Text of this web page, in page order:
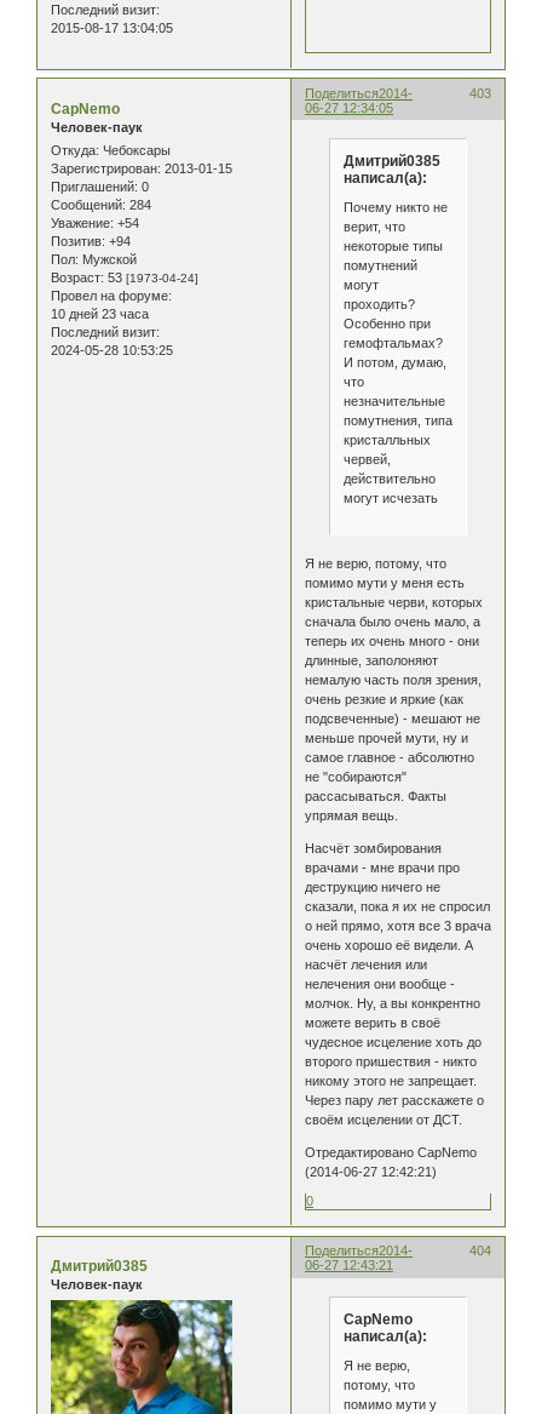
Последний визит:
2015-08-17 13:04:05
Поделиться 403
2014-
06-27 12:34:05
CapNemo
Человек-паук
Откуда: Чебоксары
Зарегистрирован: 2013-01-15
Приглашений: 0
Сообщений: 284
Уважение: +54
Позитив: +94
Пол: Мужской
Возраст: 53 [1973-04-24]
Провел на форуме:
10 дней 23 часа
Последний визит:
2024-05-28 10:53:25
Дмитрий0385
написал(а):
Почему никто не
верит, что
некоторые типы
помутнений
могут
проходить?
Особенно при
гемофтальмах?
И потом, думаю,
что
незначительные
помутнения, типа
кристалльных
червей,
действительно
могут исчезать
Я не верю, потому, что
помимо мути у меня есть
кристальные черви, которых
сначала было очень мало, а
теперь их очень много - они
длинные, заполоняют
немалую часть поля зрения,
очень резкие и яркие (как
подсвеченные) - мешают не
меньше прочей мути, ну и
самое главное - абсолютно
не "собираются"
рассасываться. Факты
упрямая вещь.
Насчёт зомбирования
врачами - мне врачи про
деструкцию ничего не
сказали, пока я их не спросил
о ней прямо, хотя все 3 врача
очень хорошо её видели. А
насчёт лечения или
нелечения они вообще -
молчок. Ну, а вы конкрентно
можете верить в своё
чудесное исцеление хоть до
второго пришествия - никто
никому этого не запрещает.
Через пару лет расскажете о
своём исцелении от ДСТ.
Отредактировано CapNemo
(2014-06-27 12:42:21)
0
Поделиться 404
2014-
06-27 12:43:21
Дмитрий0385
Человек-паук
CapNemo
написал(а):
Я не верю,
потому, что
помимо мути у